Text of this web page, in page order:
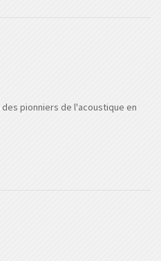
des pionniers de l'acoustique en